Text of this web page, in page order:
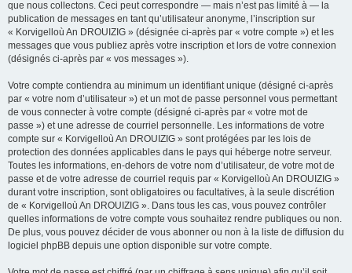
que nous collectons. Ceci peut correspondre — mais n’est pas limité à — la
publication de messages en tant qu’utilisateur anonyme, l’inscription sur
« Korvigelloù An DROUIZIG » (désignée ci-après par « votre compte ») et les
messages que vous publiez après votre inscription et lors de votre connexion
(désignés ci-après par « vos messages »).
Votre compte contiendra au minimum un identifiant unique (désigné ci-après
par « votre nom d’utilisateur ») et un mot de passe personnel vous permettant
de vous connecter à votre compte (désigné ci-après par « votre mot de
passe ») et une adresse de courriel personnelle. Les informations de votre
compte sur « Korvigelloù An DROUIZIG » sont protégées par les lois de
protection des données applicables dans le pays qui héberge notre serveur.
Toutes les informations, en-dehors de votre nom d’utilisateur, de votre mot de
passe et de votre adresse de courriel requis par « Korvigelloù An DROUIZIG »
durant votre inscription, sont obligatoires ou facultatives, à la seule discrétion
de « Korvigelloù An DROUIZIG ». Dans tous les cas, vous pouvez contrôler
quelles informations de votre compte vous souhaitez rendre publiques ou non.
De plus, vous pouvez décider de vous abonner ou non à la liste de diffusion du
logiciel phpBB depuis une option disponible sur votre compte.